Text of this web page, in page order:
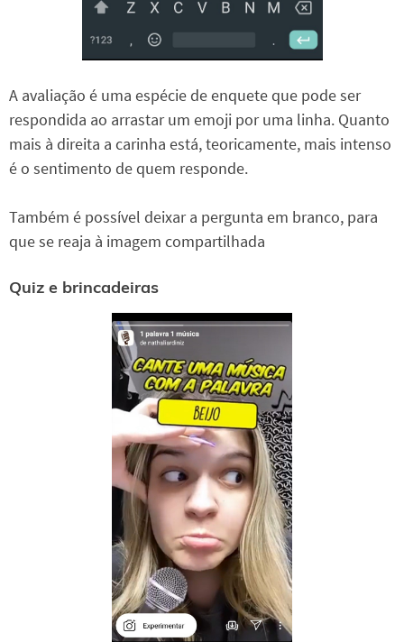
A avaliação é uma espécie de enquete que pode ser
respondida ao arrastar um emoji por uma linha. Quanto
mais à direita a carinha está, teoricamente, mais intenso
é o sentimento de quem responde.
Também é possível deixar a pergunta em branco, para
que se reaja à imagem compartilhada
Quiz e brincadeiras